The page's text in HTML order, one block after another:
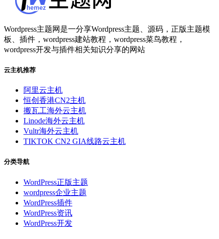
Wordpress主题网是一分享Wordpress主题、源码，正版主题模
板、插件，wordpress建站教程，wordpress菜鸟教程，
wordpress开发与插件相关知识分享的网站
云主机推荐
阿里云主机
恒创香港CN2主机
搬瓦工海外云主机
Linode海外云主机
Vultr海外云主机
TIKTOK CN2 GIA线路云主机
分类导航
WordPress正版主题
wordpress企业主题
WordPress插件
WordPress资讯
WordPress开发